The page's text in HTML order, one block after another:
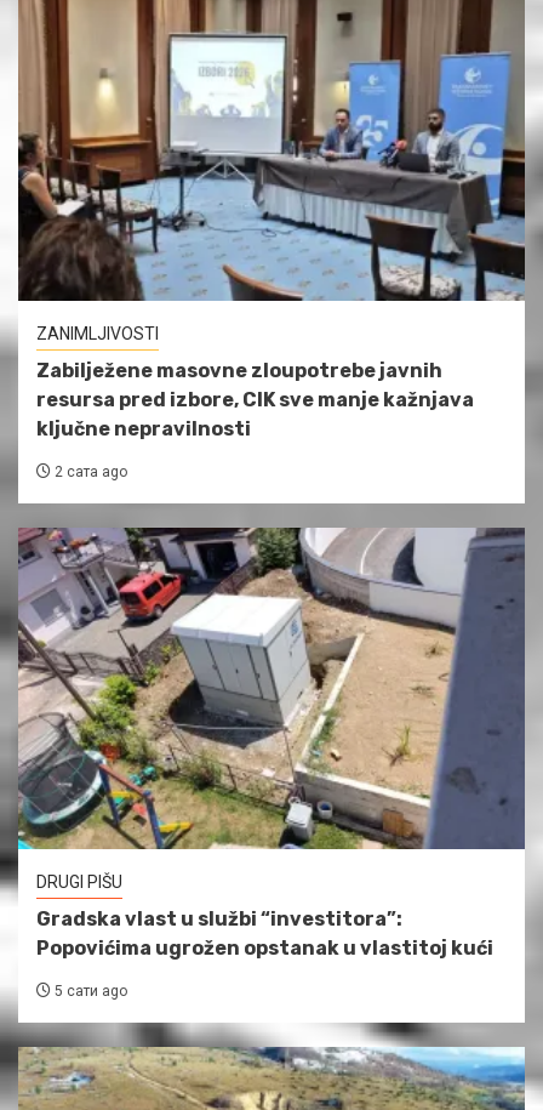
ZANIMLJIVOSTI
Zabilježene masovne zloupotrebe javnih
resursa pred izbore, CIK sve manje kažnjava
ključne nepravilnosti
2 сата ago
DRUGI PIŠU
Gradska vlast u službi “investitora”:
Popovićima ugrožen opstanak u vlastitoj kući
5 сати ago